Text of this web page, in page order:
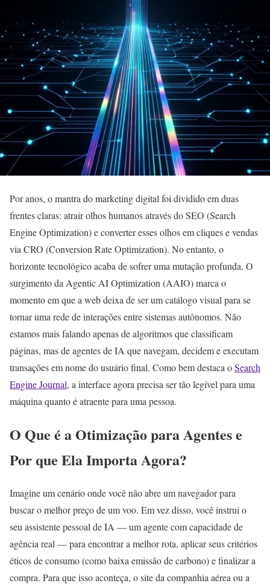
Por anos, o mantra do marketing digital foi dividido em duas
frentes claras: atrair olhos humanos através do SEO (Search
Engine Optimization) e converter esses olhos em cliques e vendas
via CRO (Conversion Rate Optimization). No entanto, o
horizonte tecnológico acaba de sofrer uma mutação profunda. O
surgimento da Agentic AI Optimization (AAIO) marca o
momento em que a web deixa de ser um catálogo visual para se
tornar uma rede de interações entre sistemas autônomos. Não
estamos mais falando apenas de algoritmos que classificam
páginas, mas de agentes de IA que navegam, decidem e executam
transações em nome do usuário final. Como bem destaca oSearch
Engine Journal, a interface agora precisa ser tão legível para uma
máquina quanto é atraente para uma pessoa.
O Que é a Otimização para Agentes e
Por que Ela Importa Agora?
Imagine um cenário onde você não abre um navegador para
buscar o melhor preço de um voo. Em vez disso, você instrui o
seu assistente pessoal de IA — um agente com capacidade de
agência real — para encontrar a melhor rota, aplicar seus critérios
éticos de consumo (como baixa emissão de carbono) e finalizar a
compra. Para que isso aconteça, o site da companhia aérea ou a